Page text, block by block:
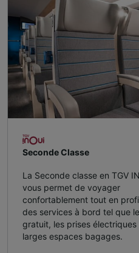
Seconde Classe
La Seconde classe en TGV
vous permet de voyager
confortablement tout en
des services à bord tel que
gratuit, les prises électriques
larges espaces bagages.